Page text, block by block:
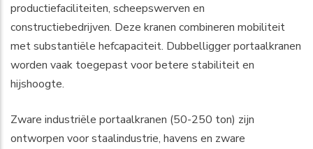
productiefaciliteiten, scheepswerven en
constructiebedrijven. Deze kranen combineren mobiliteit
met substantiële hefcapaciteit. Dubbelligger portaalkranen
worden vaak toegepast voor betere stabiliteit en
hijshoogte.
Zware industriële portaalkranen (50-250 ton) zijn
ontworpen voor staalindustrie, havens en zware